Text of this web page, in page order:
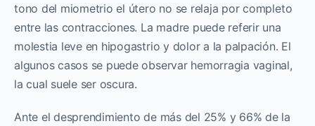
tono del miometrio el útero no se relaja por completo
entre las contracciones. La madre puede referir una
molestia leve en hipogastrio y dolor a la palpación. El
algunos casos se puede observar hemorragia vaginal,
la cual suele ser oscura.
Ante el desprendimiento de más del 25% y 66% de la